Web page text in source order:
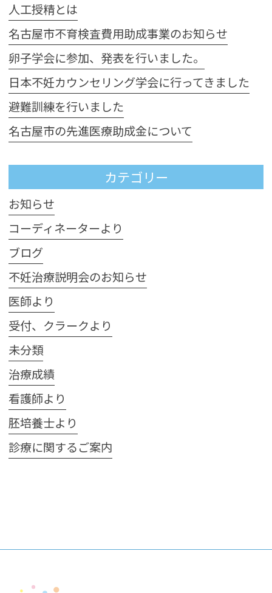
人工授精とは
名古屋市不育検査費用助成事業のお知らせ
卵子学会に参加、発表を行いました。
日本不妊カウンセリング学会に行ってきました
避難訓練を行いました
名古屋市の先進医療助成金について
カテゴリー
お知らせ
コーディネーターより
ブログ
不妊治療説明会のお知らせ
医師より
受付、クラークより
未分類
治療成績
看護師より
胚培養士より
診療に関するご案内